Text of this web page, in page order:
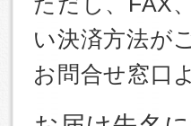
い決済方法が
お問合せ窓口